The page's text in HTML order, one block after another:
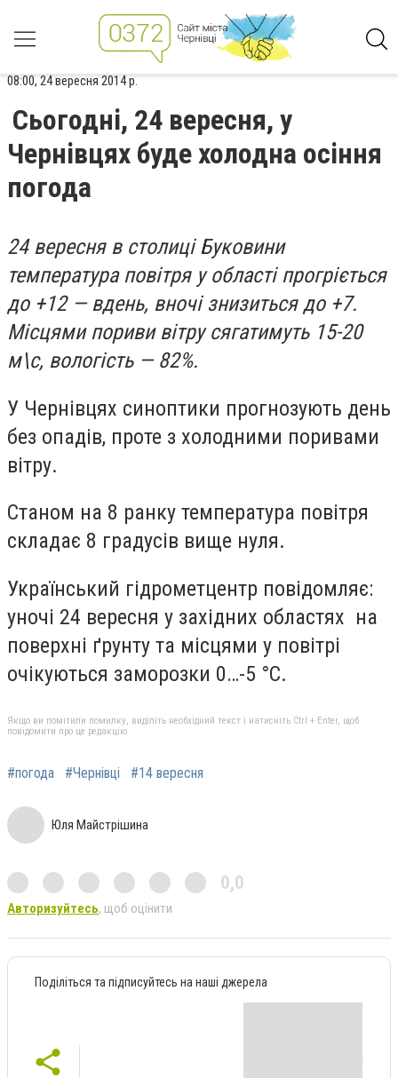
08:00, 24 вересня 2014 р.
Сьогодні, 24 вересня, у
Чернівцях буде холодна осіння
погода
24 вересня в столиці Буковини
температура повітря у області прогріється
до +12 — вдень, вночі знизиться до +7.
Місцями пориви вітру сягатимуть 15-20
м\с, вологість — 82%.
У Чернівцях синоптики прогнозують день
без опадів, проте з холодними поривами
вітру.
Станом на 8 ранку температура повітря
складає 8 градусів вище нуля.
Український гідрометцентр повідомляє:
уночі 24 вересня у західних областях на
поверхні ґрунту та місцями у повітрі
очікуються заморозки 0…-5 °С.
Якщо ви помітили помилку, виділіть необхідний текст і натисніть Ctrl + Enter, щоб
повідомити про це редакцію
#погода #Чернівці #14 вересня
Юля Майстрішина
0,0
Авторизуйтесь, щоб оцінити
Поділіться та підписуйтесь на наші джерела